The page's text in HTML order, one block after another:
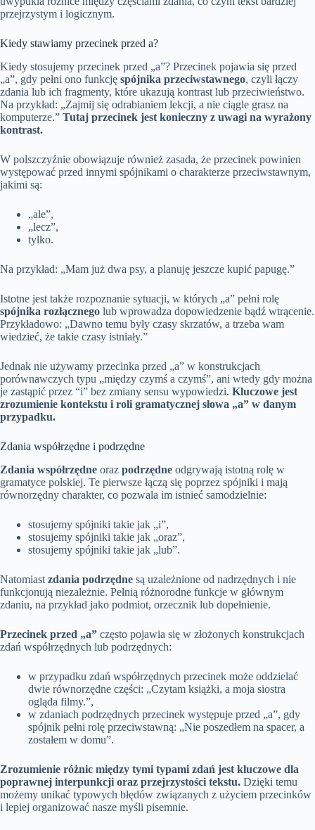
przejrzystym i logicznym.
Kiedy stawiamy przecinek przed a?
Kiedy stosujemy przecinek przed „a”? Przecinek pojawia się przed
„a”, gdy pełni ono funkcję spójnika przeciwstawnego, czyli łączy
zdania lub ich fragmenty, które ukazują kontrast lub przeciwieństwo.
Na przykład: „Zajmij się odrabianiem lekcji, a nie ciągle grasz na
komputerze.” Tutaj przecinek jest konieczny z uwagi na wyrażony
kontrast.
W polszczyźnie obowiązuje również zasada, że przecinek powinien
występować przed innymi spójnikami o charakterze przeciwstawnym,
jakimi są:
„ale”,
„lecz”,
tylko.
Na przykład: „Mam już dwa psy, a planuję jeszcze kupić papugę.”
Istotne jest także rozpoznanie sytuacji, w których „a” pełni rolę
spójnika rozłącznego lub wprowadza dopowiedzenie bądź wtrącenie.
Przykładowo: „Dawno temu były czasy skrzatów, a trzeba wam
wiedzieć, że takie czasy istniały.”
Jednak nie używamy przecinka przed „a” w konstrukcjach
porównawczych typu „między czymś a czymś”, ani wtedy gdy można
je zastąpić przez “i” bez zmiany sensu wypowiedzi. Kluczowe jest
zrozumienie kontekstu i roli gramatycznej słowa „a” w danym
przypadku.
Zdania współrzędne i podrzędne
Zdania współrzędne oraz podrzędne odgrywają istotną rolę w
gramatyce polskiej. Te pierwsze łączą się poprzez spójniki i mają
równorzędny charakter, co pozwala im istnieć samodzielnie:
stosujemy spójniki takie jak „i”,
stosujemy spójniki takie jak „oraz”,
stosujemy spójniki takie jak „lub”.
Natomiast zdania podrzędne są uzależnione od nadrzędnych i nie
funkcjonują niezależnie. Pełnią różnorodne funkcje w głównym
zdaniu, na przykład jako podmiot, orzecznik lub dopełnienie.
Przecinek przed „a” często pojawia się w złożonych konstrukcjach
zdań współrzędnych lub podrzędnych:
w przypadku zdań współrzędnych przecinek może oddzielać
dwie równorzędne części: „Czytam książki, a moja siostra
ogląda filmy.”,
w zdaniach podrzędnych przecinek występuje przed „a”, gdy
spójnik pełni rolę przeciwstawną: „Nie poszedłem na spacer, a
zostałem w domu”.
Zrozumienie różnic między tymi typami zdań jest kluczowe dla
poprawnej interpunkcji oraz przejrzystości tekstu. Dzięki temu
możemy unikać typowych błędów związanych z użyciem przecinków
i lepiej organizować nasze myśli pisemnie.